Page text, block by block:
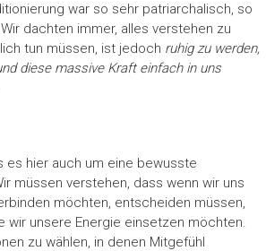
war so sehr patriarchalisch, so
dachten immer, alles verstehen zu
tun müssen, ist jedoch ruhig zu werden,
diese massive Kraft einfach in uns
es hier auch um eine bewusste
müssen verstehen, dass wenn wir uns
möchten, entscheiden müssen,
wir unsere Energie einsetzen möchten.
zu wählen, in denen Mitgefühl